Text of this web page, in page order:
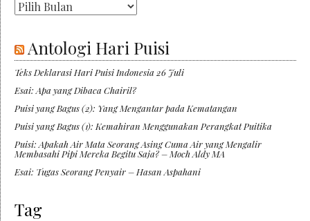
Arsip
Antologi Hari Puisi
Teks Deklarasi Hari Puisi Indonesia 26 Juli
Esai: Apa yang Dibaca Chairil?
Puisi yang Bagus (2): Yang Mengantar pada Kematangan
Puisi yang Bagus (1): Kemahiran Menggunakan Perangkat Puitika
Puisi: Apakah Air Mata Seorang Asing Cuma Air yang Mengalir
Membasahi Pipi Mereka Begitu Saja? – Moch Aldy MA
Esai: Tugas Seorang Penyair – Hasan Aspahani
Tag